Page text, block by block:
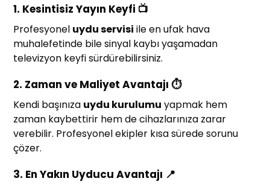
1. Kesintisiz Yayın Keyfi 📺
Profesyonel uydu servisi ile en ufak hava
muhalefetinde bile sinyal kaybı yaşamadan
televizyon keyfi sürdürebilirsiniz.
2. Zaman ve Maliyet Avantajı ⏱️
Kendi başınıza uydu kurulumu yapmak hem
zaman kaybettirir hem de cihazlarınıza zarar
verebilir. Profesyonel ekipler kısa sürede sorunu
çözer.
3. En Yakın Uyducu Avantajı 📍